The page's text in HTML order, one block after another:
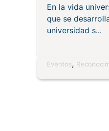
En la vida
que se
universidad s
Eventos,